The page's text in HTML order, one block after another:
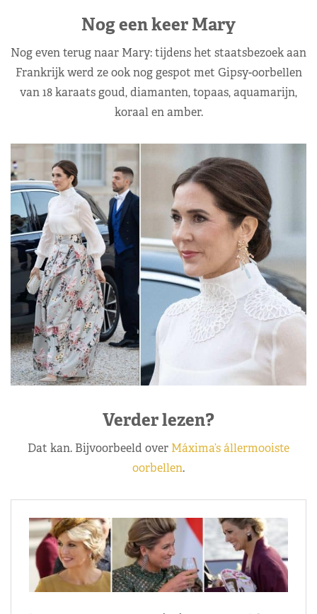
Nog een keer Mary
Nog even terug naar Mary: tijdens het staatsbezoek aan
Frankrijk werd ze ook nog gespot met Gipsy-oorbellen
van 18 karaats goud, diamanten, topaas, aquamarijn,
koraal en amber.
Verder lezen?
Dat kan. Bijvoorbeeld over Máxima’s állermooiste
oorbellen.